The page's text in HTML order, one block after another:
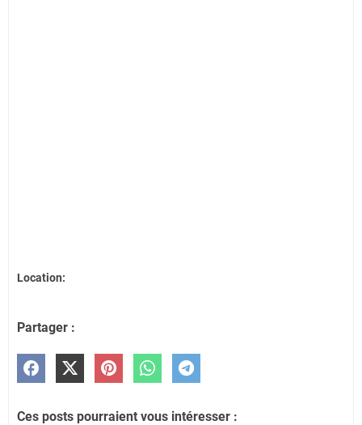
Location:
Partager :
Ces posts pourraient vous intéresser :